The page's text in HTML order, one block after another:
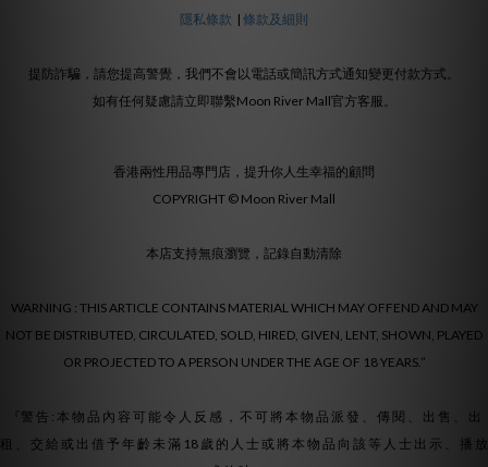
隱私條款 | 條款及細則
提防詐騙，請您提高警覺，我們不會以電話或簡訊方式通知變更付款方式。
如有任何疑慮請立即聯繫Moon River Mall官方客服。
香港兩性用品專門店，提升你人生幸福的顧問
COPYRIGHT © Moon River Mall
本店支持無痕瀏覽，記錄自動清除
WARNING : THIS ARTICLE CONTAINS MATERIAL WHICH MAY OFFEND AND MAY
NOT BE DISTRIBUTED, CIRCULATED, SOLD, HIRED, GIVEN, LENT, SHOWN, PLAYED
OR PROJECTED TO A PERSON UNDER THE AGE OF 18 YEARS.”
『警 告 : 本 物 品 內 容 可 能 令 人 反 感 ， 不 可 將 本 物 品 派 發 、 傳 閱 、 出 售 、 出
租 、 交 給 或 出 借 予 年 齡 未 滿 18 歲 的 人 士 或 將 本 物 品 向 該 等 人 士 出 示 、 播 放